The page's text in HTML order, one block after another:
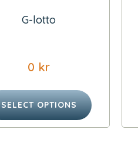
G-lotto
0 kr
SELECT OPTIONS